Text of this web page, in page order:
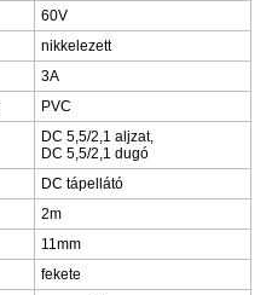
60V
nikkelezett
3A
PVC
DC 5,5/2,1 aljzat,
DC 5,5/2,1 dugó
DC tápellátó
2m
11mm
fekete